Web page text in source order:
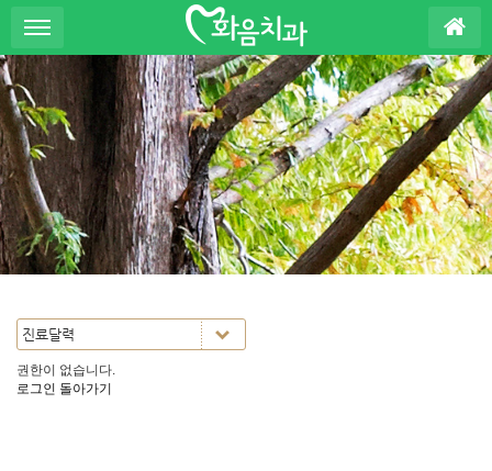
S
u
b
P
o
m
o
t
i
권한이 없습니다.
로그인 돌아가기